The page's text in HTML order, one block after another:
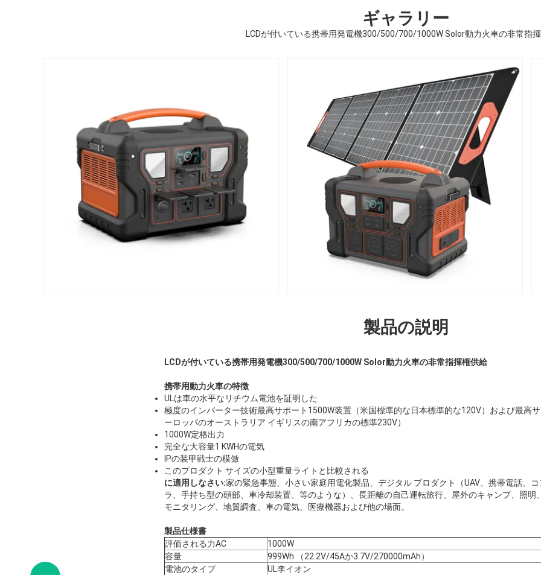
ギャラリー
LCDが付いている携帯用発電機300/500/700/1000W Solor動力火車の非常指
製品の説明
LCDが付いている携帯用発電機300/500/700/1000W Solor動力火車の非常指揮権供給
携帯用動力火車の特徴
ULは車の水平なリチウム電池を証明した
極度のインバーター技術最高サポート1500W装置（米国標準的な日本標準的な120V）および最高
ーロッパのオーストラリア イギリスの南アフリカの標準230V）
1000W定格出力
完全な大容量1 KWHの電気
IPの装甲戦士の模倣
このプロダクト サイズの小型重量ライトと比較される
に適用しなさい:家の緊急事態、小さい家庭用電化製品、デジタル プロダクト（UAV、携帯電話、
ラ、手持ち型の頭部、車冷却装置、等のような）、長距離の自己運転旅行、屋外のキャンプ、照明
モニタリング、地質調査、車の電気、医療機器および他の場面。
製品仕様書
評価される力AC
1000W
容量
999Wh （22.2V/45Aか3.7V/270000mAh）
電池のタイプ
UL李イオン